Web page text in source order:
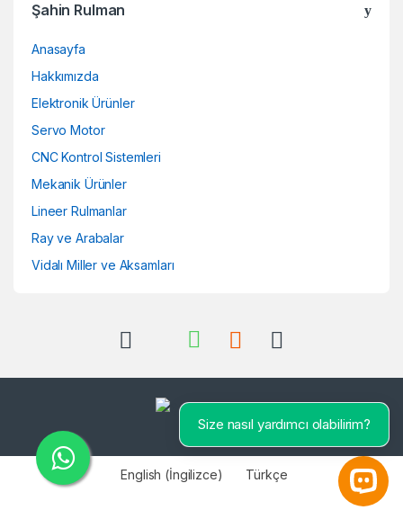
Şahin Rulman
Anasayfa
Hakkımızda
Elektronik Ürünler
Servo Motor
CNC Kontrol Sistemleri
Mekanik Ürünler
Lineer Rulmanlar
Ray ve Arabalar
Vidalı Miller ve Aksamları
English (İngilizce)
Türkçe
Open
Size nasıl yardımcı olabilirim?